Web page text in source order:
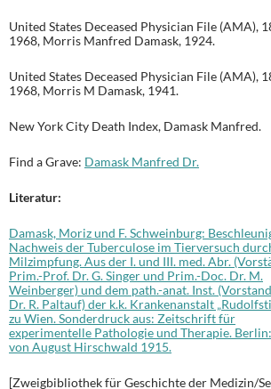
United States Deceased Physician File (AMA),
1968, Morris Manfred Damask, 1924.
United States Deceased Physician File (AMA),
1968, Morris M Damask, 1941.
New York City Death Index, Damask Manfred.
Find a Grave: Damask Manfred Dr.
Literatur:
Damask, Moriz und F. Schweinburg:
Nachweis der Tuberculose im Tierversuch
Milzimpfung. Aus der I. und III. med. Abr.
Prim.-Prof. Dr. G. Singer und Prim.-Doc. Dr. M.
Weinberger) und dem path.-anat. Inst.
Dr. R. Paltauf) der k.k. Krankenanstalt
zu Wien. Sonderdruck aus: Zeitschrift für
experimentelle Pathologie und Therapie.
von August Hirschwald 1915.
[Zweigbibliothek für Geschichte der Medizin/